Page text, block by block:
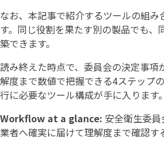
なお、本記事で紹介するツールの組み
す。同じ役割を果たす別の製品でも、
築できます。
読み終えた時点で、委員会の決定事項
解度まで数値で把握できる4ステップ
行に必要なツール構成が手に入ります。
Workflow at a glance: 安全衛生委
業者へ確実に届けて理解度まで確認す